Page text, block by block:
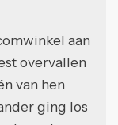
aan
overvallen
van hen
ging los